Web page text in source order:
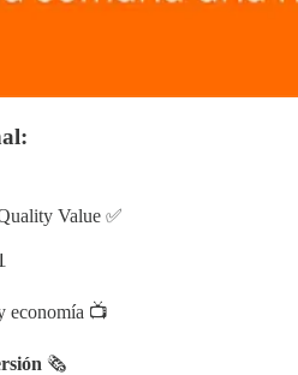
Value ✅
economía 📺
🗞️